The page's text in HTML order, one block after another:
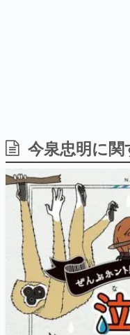
日本のコンテ
画です。
日本モバ
日本のモバイ
ルを網羅する
解説を掲載。
若ゲのい
『うつヌケ
一先生による
なんでゲ
ゲーム開発
具体的な形
です。
今泉忠明に